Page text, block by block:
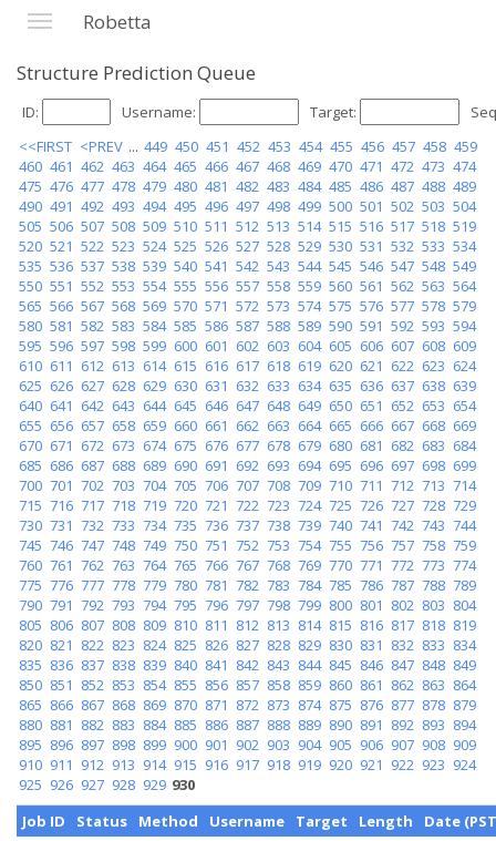
Robetta
Structure Prediction Queue
ID: Username: Target:
<<FIRST <PREV ... 449 450 451 452 453 454 455 456 457 458 459
460 461 462 463 464 465 466 467 468 469 470 471 472 473 474
475 476 477 478 479 480 481 482 483 484 485 486 487 488 489
490 491 492 493 494 495 496 497 498 499 500 501 502 503 504
505 506 507 508 509 510 511 512 513 514 515 516 517 518 519
520 521 522 523 524 525 526 527 528 529 530 531 532 533 534
535 536 537 538 539 540 541 542 543 544 545 546 547 548 549
550 551 552 553 554 555 556 557 558 559 560 561 562 563 564
565 566 567 568 569 570 571 572 573 574 575 576 577 578 579
580 581 582 583 584 585 586 587 588 589 590 591 592 593 594
595 596 597 598 599 600 601 602 603 604 605 606 607 608 609
610 611 612 613 614 615 616 617 618 619 620 621 622 623 624
625 626 627 628 629 630 631 632 633 634 635 636 637 638 639
640 641 642 643 644 645 646 647 648 649 650 651 652 653 654
655 656 657 658 659 660 661 662 663 664 665 666 667 668 669
670 671 672 673 674 675 676 677 678 679 680 681 682 683 684
685 686 687 688 689 690 691 692 693 694 695 696 697 698 699
700 701 702 703 704 705 706 707 708 709 710 711 712 713 714
715 716 717 718 719 720 721 722 723 724 725 726 727 728 729
730 731 732 733 734 735 736 737 738 739 740 741 742 743 744
745 746 747 748 749 750 751 752 753 754 755 756 757 758 759
760 761 762 763 764 765 766 767 768 769 770 771 772 773 774
775 776 777 778 779 780 781 782 783 784 785 786 787 788 789
790 791 792 793 794 795 796 797 798 799 800 801 802 803 804
805 806 807 808 809 810 811 812 813 814 815 816 817 818 819
820 821 822 823 824 825 826 827 828 829 830 831 832 833 834
835 836 837 838 839 840 841 842 843 844 845 846 847 848 849
850 851 852 853 854 855 856 857 858 859 860 861 862 863 864
865 866 867 868 869 870 871 872 873 874 875 876 877 878 879
880 881 882 883 884 885 886 887 888 889 890 891 892 893 894
895 896 897 898 899 900 901 902 903 904 905 906 907 908 909
910 911 912 913 914 915 916 917 918 919 920 921 922 923 924
925 926 927 928 929 930
Job ID
Status Method Username Target Length
Date